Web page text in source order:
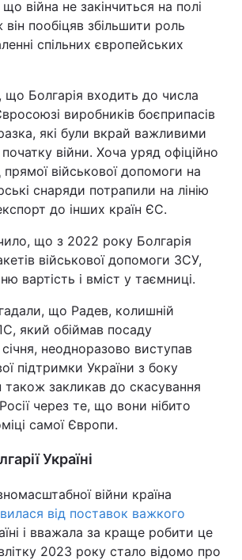
війна не закінчиться на полі
пообіцяв збільшити роль
спільних європейських
Болгарія входить до числа
виробників боєприпасів
які були вкрай важливими
війни. Хоча уряд офіційно
прямої військової допомоги на
снаряди потрапили на лінію
до інших країн ЄС.
що з 2022 року Болгарія
військової допомоги ЗСУ,
вартість і вміст у таємниці.
що Радев, колишній
який обіймав посаду
неодноразово виступав
підтримки України з боку
також закликав до скасування
через те, що вони нібито
самої Європи.
Україні
війни країна
від поставок важкого
і вважала за краще робити це
2023 року стало відомо про